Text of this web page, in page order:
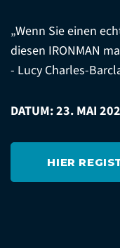
„Wenn Sie einen
diesen IRONMAN
- Lucy Charles-
DATUM: 23. MAI
HIER